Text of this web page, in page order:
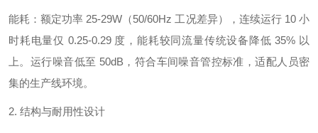
能耗：额定功率 25-29W（50/60Hz 工况差异），连续运行 10 小
时耗电量仅 0.25-0.29 度，能耗较同流量传统设备降低 35% 以
上。运行噪音低至 50dB，符合车间噪音管控标准，适配人员密
集的生产线环境。
2. 结构与耐用性设计